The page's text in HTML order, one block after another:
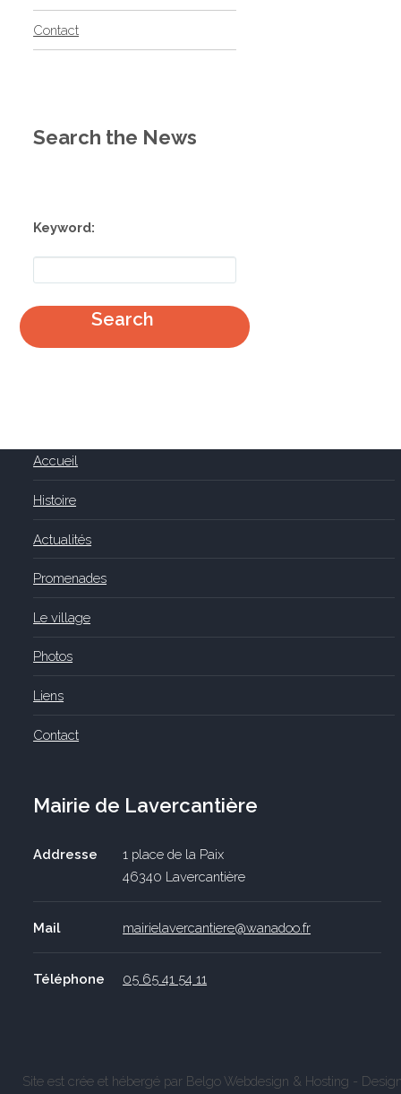
Contact
Search the News
Keyword:
Accueil
Histoire
Actualités
Promenades
Le village
Photos
Liens
Contact
Mairie de Lavercantière
Addresse
1 place de la Paix
46340 Lavercantière
Mail mairielavercantiere@wanadoo.fr
Téléphone 05 65 41 54 11
Site est crée et hébergé par Belgo Webdesign & Hosting -